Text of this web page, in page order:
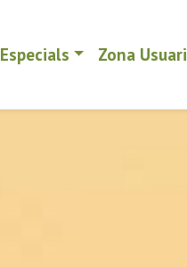
Especials Zona Usuari